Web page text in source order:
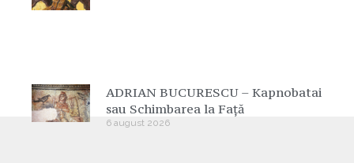
ADRIAN BUCURESCU – Kapnobatai
sau Schimbarea la Față
6 august 2026